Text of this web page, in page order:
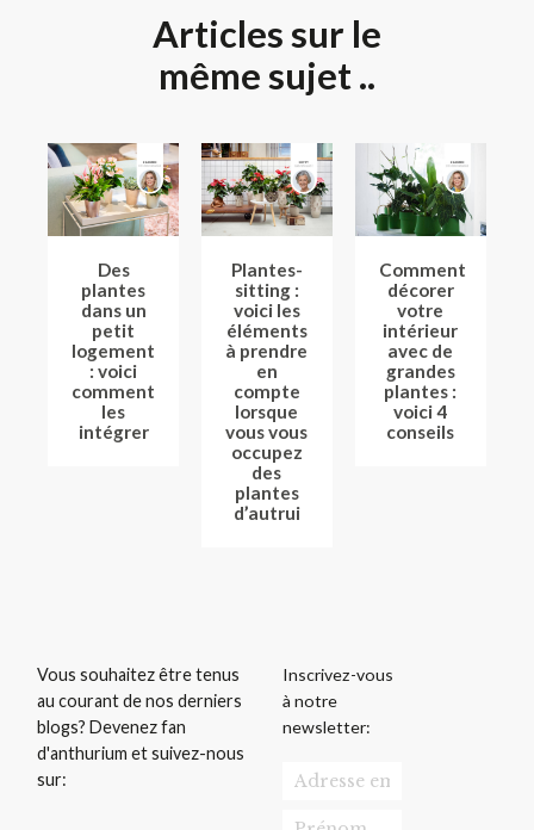
Articles sur le
même sujet ..
Des
plantes
dans un
petit
logement
: voici
comment
les
intégrer
Plantes-
sitting :
voici les
éléments
à prendre
en
compte
lorsque
vous vous
occupez
des
plantes
d’autrui
Comment
décorer
votre
intérieur
avec de
grandes
plantes :
voici 4
conseils
Vous souhaitez être tenus
au courant de nos derniers
blogs? Devenez fan
d'anthurium et suivez-nous
sur:
Inscrivez-vous
à notre
newsletter: